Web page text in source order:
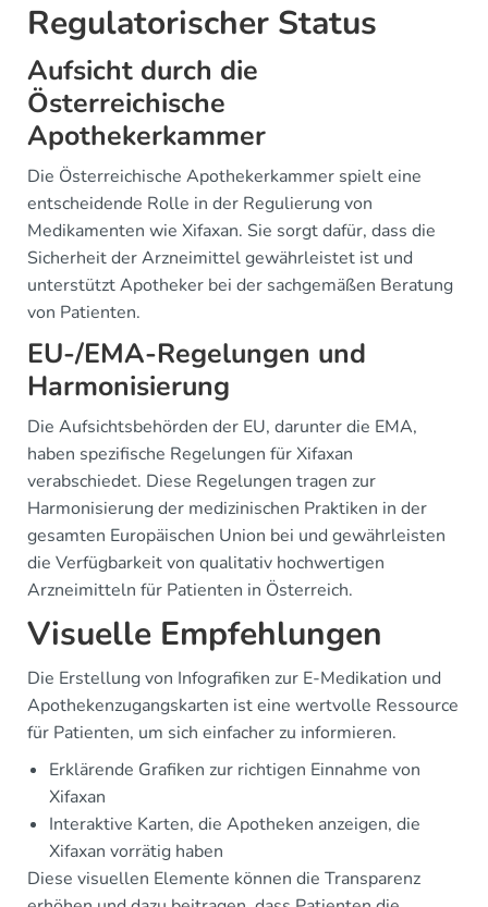
Regulatorischer Status
Aufsicht durch die
Österreichische
Apothekerkammer
Die Österreichische Apothekerkammer spielt eine
entscheidende Rolle in der Regulierung von
Medikamenten wie Xifaxan. Sie sorgt dafür, dass die
Sicherheit der Arzneimittel gewährleistet ist und
unterstützt Apotheker bei der sachgemäßen Beratung
von Patienten.
EU-/EMA-Regelungen und
Harmonisierung
Die Aufsichtsbehörden der EU, darunter die EMA,
haben spezifische Regelungen für Xifaxan
verabschiedet. Diese Regelungen tragen zur
Harmonisierung der medizinischen Praktiken in der
gesamten Europäischen Union bei und gewährleisten
die Verfügbarkeit von qualitativ hochwertigen
Arzneimitteln für Patienten in Österreich.
Visuelle Empfehlungen
Die Erstellung von Infografiken zur E-Medikation und
Apothekenzugangskarten ist eine wertvolle Ressource
für Patienten, um sich einfacher zu informieren.
Erklärende Grafiken zur richtigen Einnahme von
Xifaxan
Interaktive Karten, die Apotheken anzeigen, die
Xifaxan vorrätig haben
Diese visuellen Elemente können die Transparenz